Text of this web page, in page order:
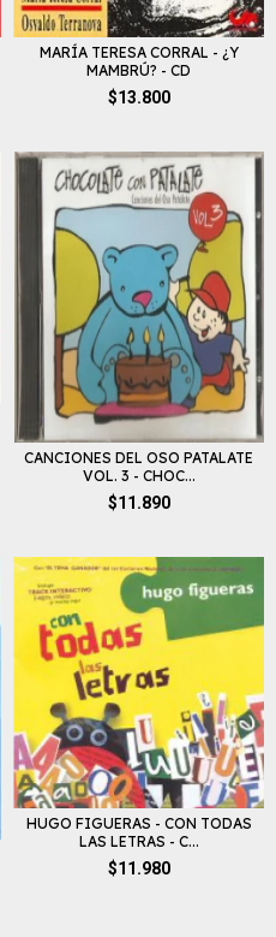
MARÍA TERESA CORRAL - ¿Y
MAMBRÚ? - CD
$13.800
CANCIONES DEL OSO PATALATE
VOL. 3 - CHOC...
$11.890
HUGO FIGUERAS - CON TODAS
LAS LETRAS - C...
$11.980